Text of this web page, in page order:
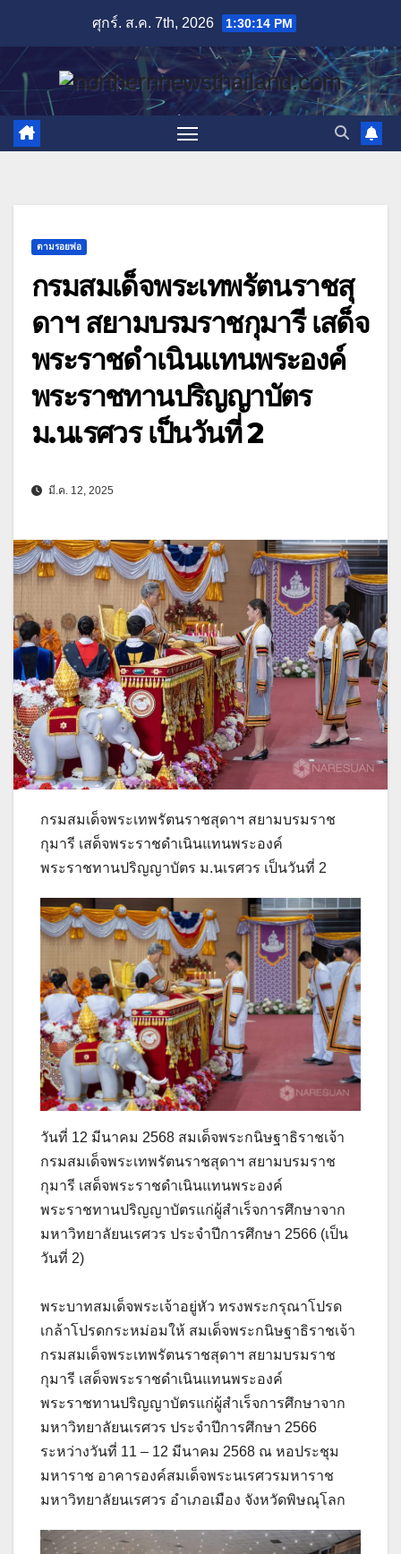
content
ศุกร์. ส.ค. 7th, 2026 1:30:16 PM
ตามรอยพ่อ
กรมสมเด็จพระเทพรัตนราชสุ
ดาฯ สยามบรมราชกุมารี เสด็จ
พระราชดำเนินแทนพระองค์
พระราชทานปริญญาบัตร
ม.นเรศวร เป็นวันที่ 2
มี.ค. 12, 2025
กรมสมเด็จพระเทพรัตนราชสุดาฯ สยามบรมราช
กุมารี เสด็จพระราชดำเนินแทนพระองค์
พระราชทานปริญญาบัตร ม.นเรศวร เป็นวันที่ 2
วันที่ 12 มีนาคม 2568 สมเด็จพระกนิษฐาธิราชเจ้า
กรมสมเด็จพระเทพรัตนราชสุดาฯ สยามบรมราช
กุมารี เสด็จพระราชดำเนินแทนพระองค์
พระราชทานปริญญาบัตรแก่ผู้สำเร็จการศึกษาจาก
มหาวิทยาลัยนเรศวร ประจำปีการศึกษา 2566 (เป็น
วันที่ 2)
พระบาทสมเด็จพระเจ้าอยู่หัว ทรงพระกรุณาโปรด
เกล้าโปรดกระหม่อมให้ สมเด็จพระกนิษฐาธิราชเจ้า
กรมสมเด็จพระเทพรัตนราชสุดาฯ สยามบรมราช
กุมารี เสด็จพระราชดำเนินแทนพระองค์
พระราชทานปริญญาบัตรแก่ผู้สำเร็จการศึกษาจาก
มหาวิทยาลัยนเรศวร ประจำปีการศึกษา 2566
ระหว่างวันที่ 11 – 12 มีนาคม 2568 ณ หอประชุม
มหาราช อาคารองค์สมเด็จพระนเรศวรมหาราช
มหาวิทยาลัยนเรศวร อำเภอเมือง จังหวัดพิษณุโลก